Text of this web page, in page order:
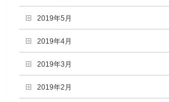
2019年5月
2019年4月
2019年3月
2019年2月